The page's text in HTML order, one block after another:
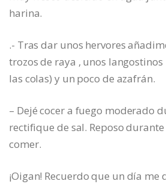
harina.
.- Tras dar unos hervores
trozos de raya , unos
las colas) y un poco de azafrán.
– Dejé cocer a fuego moderado
rectifique de sal. Reposo
comer.
¡Oigan! Recuerdo que un día